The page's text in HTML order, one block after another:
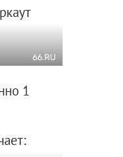
66.RU
1